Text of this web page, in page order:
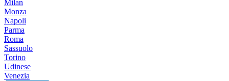
Milan
Monza
Napoli
Parma
Roma
Sassuolo
Torino
Udinese
Venezia